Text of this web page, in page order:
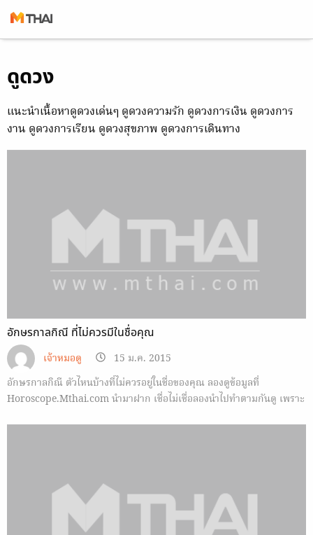
to
content
ดูดวง
แนะนำเนื้อหาดูดวงเด่นๆ ดูดวงความรัก ดูดวงการเงิน ดูดวงการ
งาน ดูดวงการเรียน ดูดวงสุขภาพ ดูดวงการเดินทาง
อักษรกาลกิณี ที่ไม่ควรมีในชื่อคุณ
เจ้าหมอดู
15 ม.ค. 2015
อักษรกาลกิณี ตัวไหนบ้างที่ไม่ควรอยู่ในชื่อของคุณ ลองดูข้อมูลที่
Horoscope.Mthai.com นำมาฝาก เชื่อไม่เชื่อลองนำไปทำตามกันดู เพราะ